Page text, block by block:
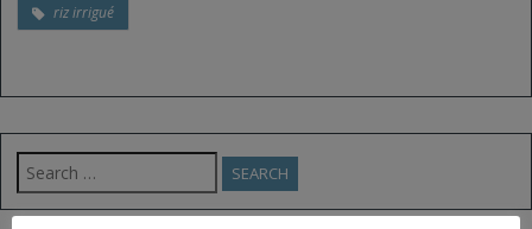
riz irrigué
Search
for: